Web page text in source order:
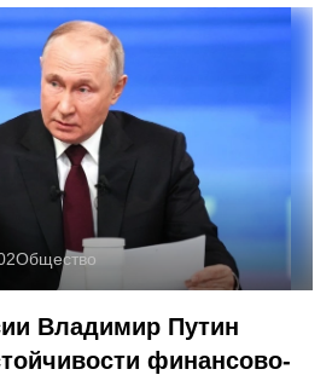
Общество
Владимир Путин
финансово-